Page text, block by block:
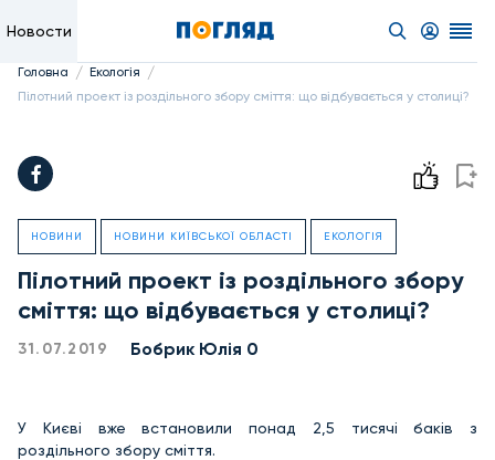
Новости
Головна / Екологія /
Пілотний проект із роздільного збору сміття: що відбувається у столиці?
НОВИНИ НОВИНИ КИЇВСЬКОЇ ОБЛАСТІ ЕКОЛОГІЯ
Пілотний проект із роздільного збору
сміття: що відбувається у столиці?
31.07.2019 Бобрик Юлія 0
У Києві вже встановили понад 2,5 тисячі баків з
роздільного збору сміття.